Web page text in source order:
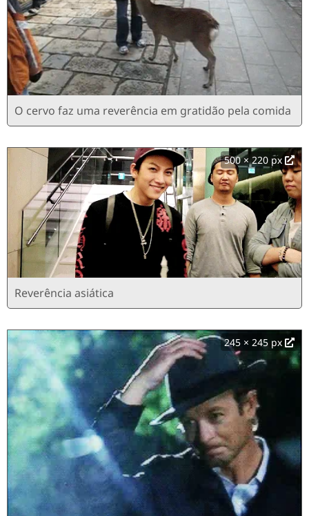
O cervo faz uma reverência em gratidão pela comida
500 × 220 px
Reverência asiática
245 × 245 px